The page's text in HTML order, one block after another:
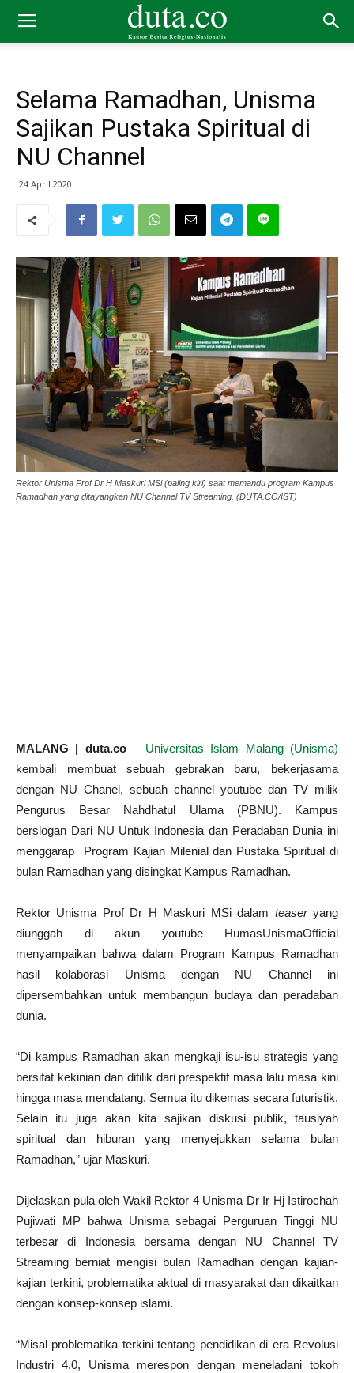
Selama Ramadhan, Unisma
Sajikan Pustaka Spiritual di
NU Channel
24 April 2020
Rektor Unisma Prof Dr H Maskuri MSi (paling kiri) saat memandu program Kampus
Ramadhan yang ditayangkan NU Channel TV Streaming. (DUTA.CO/IST)
MALANG | duta.co– Universitas Islam Malang (Unisma)
kembali membuat sebuah gebrakan baru, bekerjasama
dengan NU Chanel, sebuah channel youtube dan TV milik
Pengurus Besar Nahdhatul Ulama (PBNU). Kampus
berslogan Dari NU Untuk Indonesia dan Peradaban Dunia ini
menggarap Program Kajian Milenial dan Pustaka Spiritual di
bulan Ramadhan yang disingkat Kampus Ramadhan.
Rektor Unisma Prof Dr H Maskuri MSi dalam teaseryang
diunggah di akun youtube HumasUnismaOfficial
menyampaikan bahwa dalam Program Kampus Ramadhan
hasil kolaborasi Unisma dengan NU Channel ini
dipersembahkan untuk membangun budaya dan peradaban
dunia.
“Di kampus Ramadhan akan mengkaji isu-isu strategis yang
bersifat kekinian dan ditilik dari prespektif masa lalu masa kini
hingga masa mendatang. Semua itu dikemas secara futuristik.
Selain itu juga akan kita sajikan diskusi publik, tausiyah
spiritual dan hiburan yang menyejukkan selama bulan
Ramadhan,” ujar Maskuri.
Dijelaskan pula oleh Wakil Rektor 4 Unisma Dr Ir Hj Istirochah
Pujiwati MP bahwa Unisma sebagai Perguruan Tinggi NU
terbesar di Indonesia bersama dengan NU Channel TV
Streaming berniat mengisi bulan Ramadhan dengan kajian-
kajian terkini, problematika aktual di masyarakat dan dikaitkan
dengan konsep-konsep islami.
“Misal problematika terkini tentang pendidikan di era Revolusi
Industri 4.0, Unisma merespon dengan meneladani tokoh